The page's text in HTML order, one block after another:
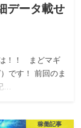
データ載せ
！！ まどマギ
です！ 前回のま
…
稼働記事